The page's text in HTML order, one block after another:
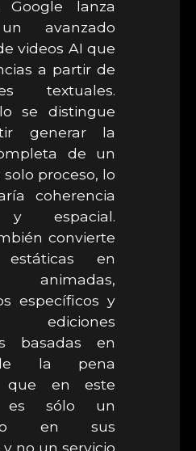
Google lanza
avanzado
videos AI que
a partir de
textuales.
se distingue
generar la
de un
proceso, lo
coherencia
y espacial.
convierte
estáticas en
animadas,
específicos y
basadas en
la pena
que en este
es sólo un
en sus
no un servicio